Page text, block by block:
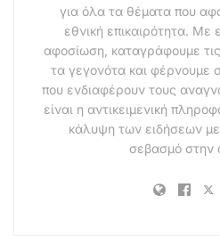
για όλα τα θέματα που
εθνική επικαιρότητα. Με
αφοσίωση, καταγράφουμε
τα γεγονότα και φέρνουμε
που ενδιαφέρουν τους
είναι η αντικειμενική
κάλυψη των ειδήσεων
σεβασμό στην